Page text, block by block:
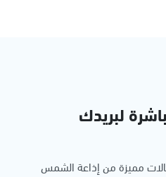
لبريدك
مميزة من إذاعة الشمس